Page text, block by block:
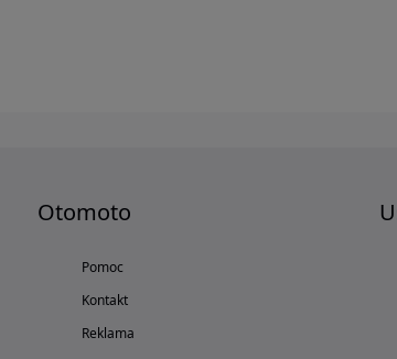
Otomoto
Pomoc
Kontakt
Reklama